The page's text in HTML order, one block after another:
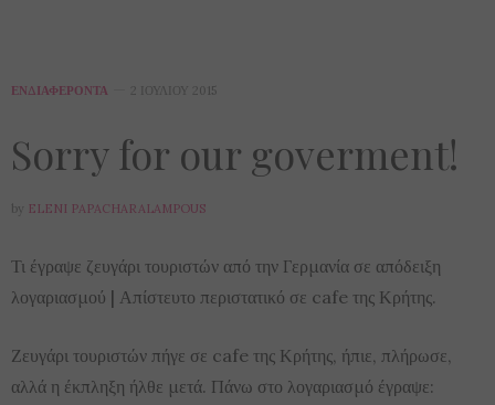
ΕΝΔΙΑΦΈΡΟΝΤΑ 2 ΙΟΥΛΊΟΥ 2015
Sorry for our goverment!
by ELENI PAPACHARALAMPOUS
Τι έγραψε ζευγάρι τουριστών από την Γερμανία σε απόδειξη
λογαριασμού | Απίστευτο περιστατικό σε cafe της Κρήτης.
Ζευγάρι τουριστών πήγε σε cafe της Κρήτης, ήπιε, πλήρωσε,
αλλά η έκπληξη ήλθε μετά. Πάνω στο λογαριασμό έγραψε: